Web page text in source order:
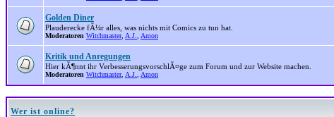
Golden Diner
Plauderecke fÃ¼r alles, was nichts mit Comics zu tun hat.
Moderatoren Witchmaster, A.J. Amon
Kritik und Anregungen
Hier kÃ¶nnt ihr VerbesserungsvorschlÃ¤ge zum Forum und zur Website machen.
Moderatoren Witchmaster, A.J. Amon
Wer ist online?